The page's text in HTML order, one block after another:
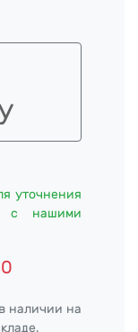
уточнения
с нашими
наличии на